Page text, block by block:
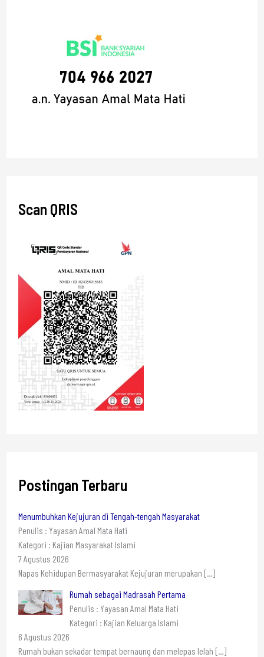
Scan QRIS
Postingan Terbaru
Menumbuhkan Kejujuran di Tengah-tengah Masyarakat
Penulis : Yayasan Amal Mata Hati
Kategori : Kajian Masyarakat Islami
7 Agustus 2026
Napas Kehidupan Bermasyarakat Kejujuran merupakan […]
Rumah sebagai Madrasah Pertama
Penulis : Yayasan Amal Mata Hati
Kategori : Kajian Keluarga Islami
6 Agustus 2026
Rumah bukan sekadar tempat bernaung dan melepas lelah […]